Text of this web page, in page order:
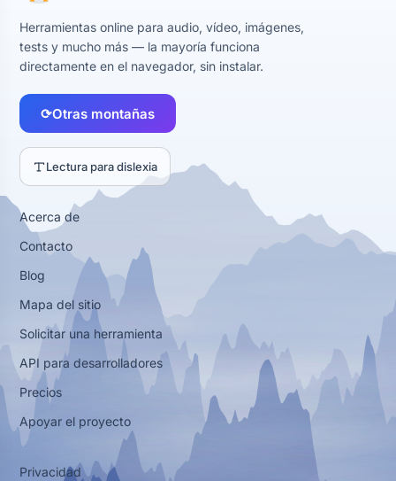
Herramientas online para audio, vídeo, imágenes,
tests y mucho más — la mayoría funciona
directamente en el navegador, sin instalar.
⟳Otras montañas
Lectura para dislexia
Acerca de
Contacto
Blog
Mapa del sitio
Solicitar una herramienta
API para desarrolladores
Precios
Apoyar el proyecto
Privacidad